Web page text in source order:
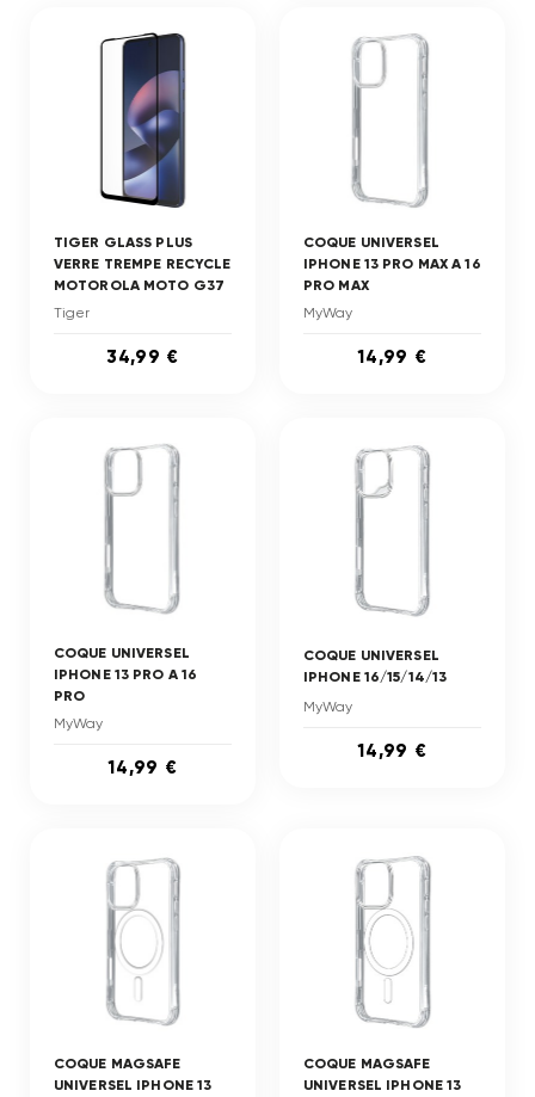
TIGER GLASS PLUS
VERRE TREMPE RECYCLE
MOTOROLA MOTO G37
Tiger
34,99 €
COQUE UNIVERSEL
IPHONE 13 PRO MAX A 16
PRO MAX
MyWay
14,99 €
COQUE UNIVERSEL
IPHONE 13 PRO A 16
PRO
MyWay
14,99 €
COQUE UNIVERSEL
IPHONE 16/15/14/13
MyWay
14,99 €
COQUE MAGSAFE
UNIVERSEL IPHONE 13
COQUE MAGSAFE
UNIVERSEL IPHONE 13